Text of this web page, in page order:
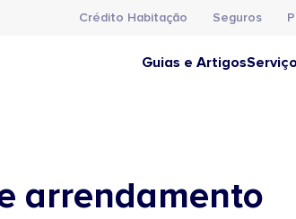
Crédito Habitação Seguros
Guias e Artigos
arrendamento